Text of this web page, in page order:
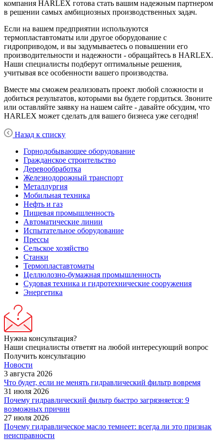
компания HARLEX готова стать вашим надежным партнером
в решении самых амбициозных производственных задач.
Если на вашем предприятии используются
термопластавтоматы или другое оборудование с
гидроприводом, и вы задумываетесь о повышении его
производительности и надежности - обращайтесь в HARLEX.
Наши специалисты подберут оптимальные решения,
учитывая все особенности вашего производства.
Вместе мы сможем реализовать проект любой сложности и
добиться результатов, которыми вы будете гордиться. Звоните
или оставляйте заявку на нашем сайте - давайте обсудим, что
HARLEX может сделать для вашего бизнеса уже сегодня!
Назад к списку
Горнодобывающее оборудование
Гражданское строительство
Деревообработка
Железнодорожный транспорт
Металлургия
Мобильная техника
Нефть и газ
Пищевая промышленность
Автоматические линии
Испытательное оборудование
Прессы
Сельское хозяйство
Станки
Термопластавтоматы
Целлюлозно-бумажная промышленность
Судовая техника и гидротехнические сооружения
Энергетика
Нужна консультация?
Наши специалисты ответят на любой интересующий вопрос
Получить консультацию
Новости
3 августа 2026
Что будет, если не менять гидравлический фильтр вовремя
31 июля 2026
Почему гидравлический фильтр быстро загрязняется: 9
возможных причин
27 июля 2026
Почему гидравлическое масло темнеет: всегда ли это признак
неисправности